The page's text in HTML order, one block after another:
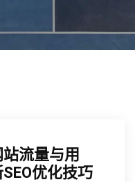
流量与用
优化技巧